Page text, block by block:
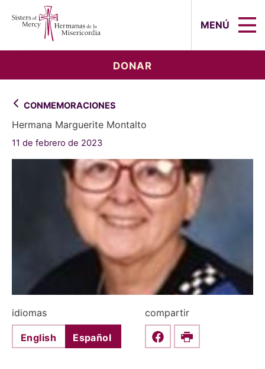
MENÚ
DONAR
CONMEMORACIONES
Hermana Marguerite Montalto
11 de febrero de 2023
idiomas
English Español
compartir
Share this on Facebook
Print